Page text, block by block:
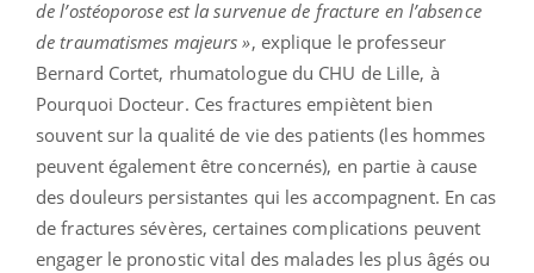
de l’ostéoporose est la survenue de fracture en l’absence
de traumatismes majeurs », explique le professeur
Bernard Cortet, rhumatologue du CHU de Lille, à
Pourquoi Docteur. Ces fractures empiètent bien
souvent sur la qualité de vie des patients (les hommes
peuvent également être concernés), en partie à cause
des douleurs persistantes qui les accompagnent. En cas
de fractures sévères, certaines complications peuvent
engager le pronostic vital des malades les plus âgés ou